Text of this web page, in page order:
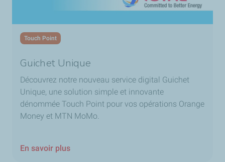
Touch Point
Guichet Unique
Découvrez notre nouveau service digital Guichet
Unique, une solution simple et innovante
dénommée Touch Point pour vos opérations Orange
Money et MTN MoMo.
En savoir plus